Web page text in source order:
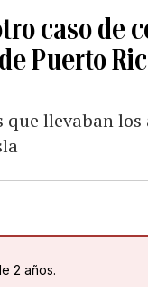
caso de
Puerto
llevaban
2 años.